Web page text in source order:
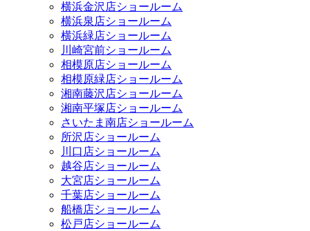
横浜金沢店ショールーム
横浜泉店ショールーム
横浜緑店ショールーム
川崎宮前ショールーム
相模原店ショールーム
相模原緑店ショールーム
湘南藤沢店ショールーム
湘南平塚店ショールーム
さいたま南店ショールーム
所沢店ショールーム
川口店ショールーム
越谷店ショールーム
大宮店ショールーム
千葉店ショールーム
船橋店ショールーム
松戸店ショールーム